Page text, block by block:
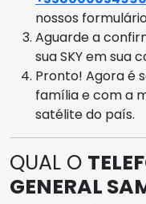
nossos
Aguarde a
sua SKY em sua
Pronto! Agora é
família e com a
satélite do país.
QUAL O
GENERAL